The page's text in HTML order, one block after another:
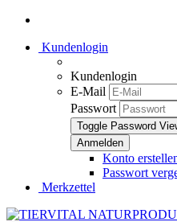
Kundenlogin
Kundenlogin
E-Mail
Passwort
Toggle Password
Konto
Passwort
Merkzettel